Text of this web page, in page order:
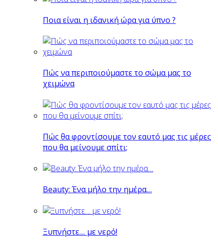
Ποια είναι η ιδανική ώρα για ύπνο ?
Πώς να περιποιούμαστε το σώμα μας το
χειμώνα
Πώς θα φροντίσουμε τον εαυτό μας τις μέρες
που θα μείνουμε σπίτι;
Beauty: Ένα μήλο την ημέρα…
Ξυπνήστε.... με νερό!